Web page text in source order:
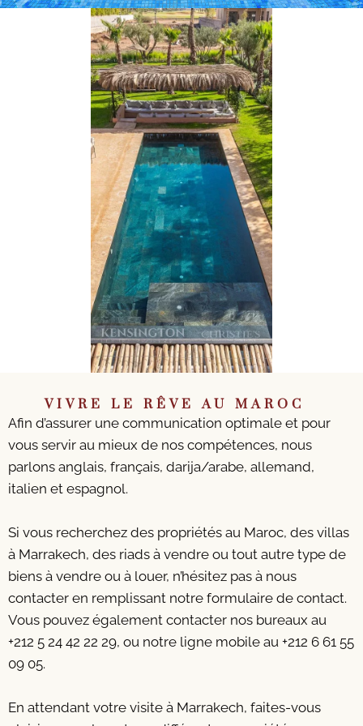
rafraîchissante et d'un microclimat privilégié
toute l'année.
VIVRE LE RÊVE AU MAROC
Afin d’assurer une communication optimale et pour
vous servir au mieux de nos compétences, nous
parlons anglais, français, darija/arabe, allemand,
italien et espagnol.
Si vous recherchez des propriétés au Maroc, des villas
à Marrakech, des riads à vendre ou tout autre type de
biens à vendre ou à louer, n’hésitez pas à nous
contacter en remplissant notre formulaire de contact.
Vous pouvez également contacter nos bureaux au
+212 5 24 42 22 29, ou notre ligne mobile au +212 6 61 55
09 05.
En attendant votre visite à Marrakech, faites-vous